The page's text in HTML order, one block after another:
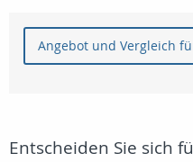
Angebot und Vergleich
Entscheiden Sie sich